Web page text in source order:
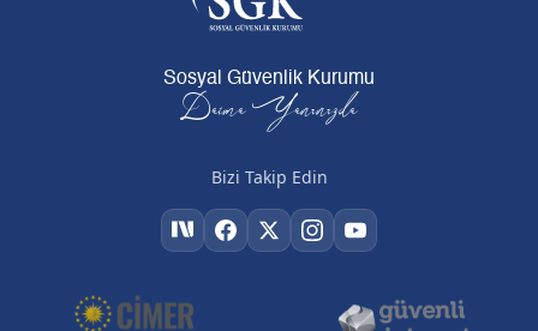
Sosyal Güvenlik Kurumu
Daima Yanınızda
Bizi Takip Edin